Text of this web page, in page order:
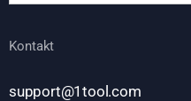
Kontakt
support@1tool.com